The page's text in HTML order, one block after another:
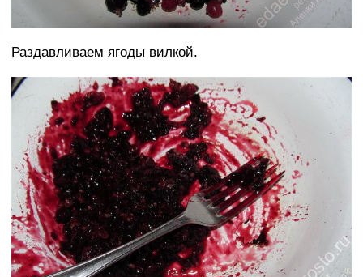
Раздавливаем ягоды вилкой.